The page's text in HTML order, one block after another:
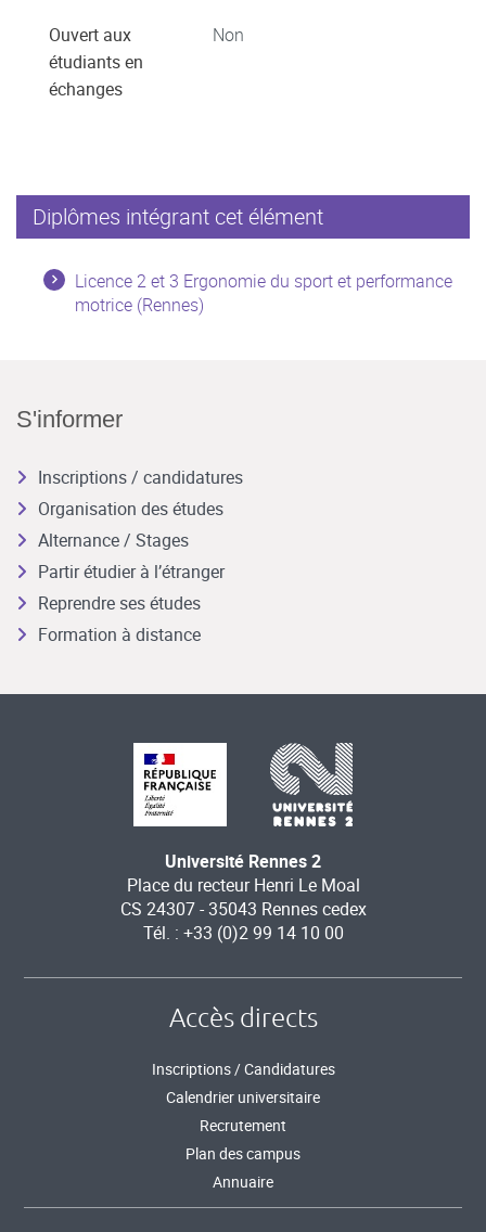
Ouvert aux
étudiants en
échanges
Non
Diplômes intégrant cet élément
Licence 2 et 3 Ergonomie du sport et performance
motrice (Rennes)
S'informer
Inscriptions / candidatures
Organisation des études
Alternance / Stages
Partir étudier à l’étranger
Reprendre ses études
Formation à distance
Université Rennes 2
Place du recteur Henri Le Moal
CS 24307 - 35043 Rennes cedex
Tél. : +33 (0)2 99 14 10 00
Accès directs
Inscriptions / Candidatures
Calendrier universitaire
Recrutement
Plan des campus
Annuaire